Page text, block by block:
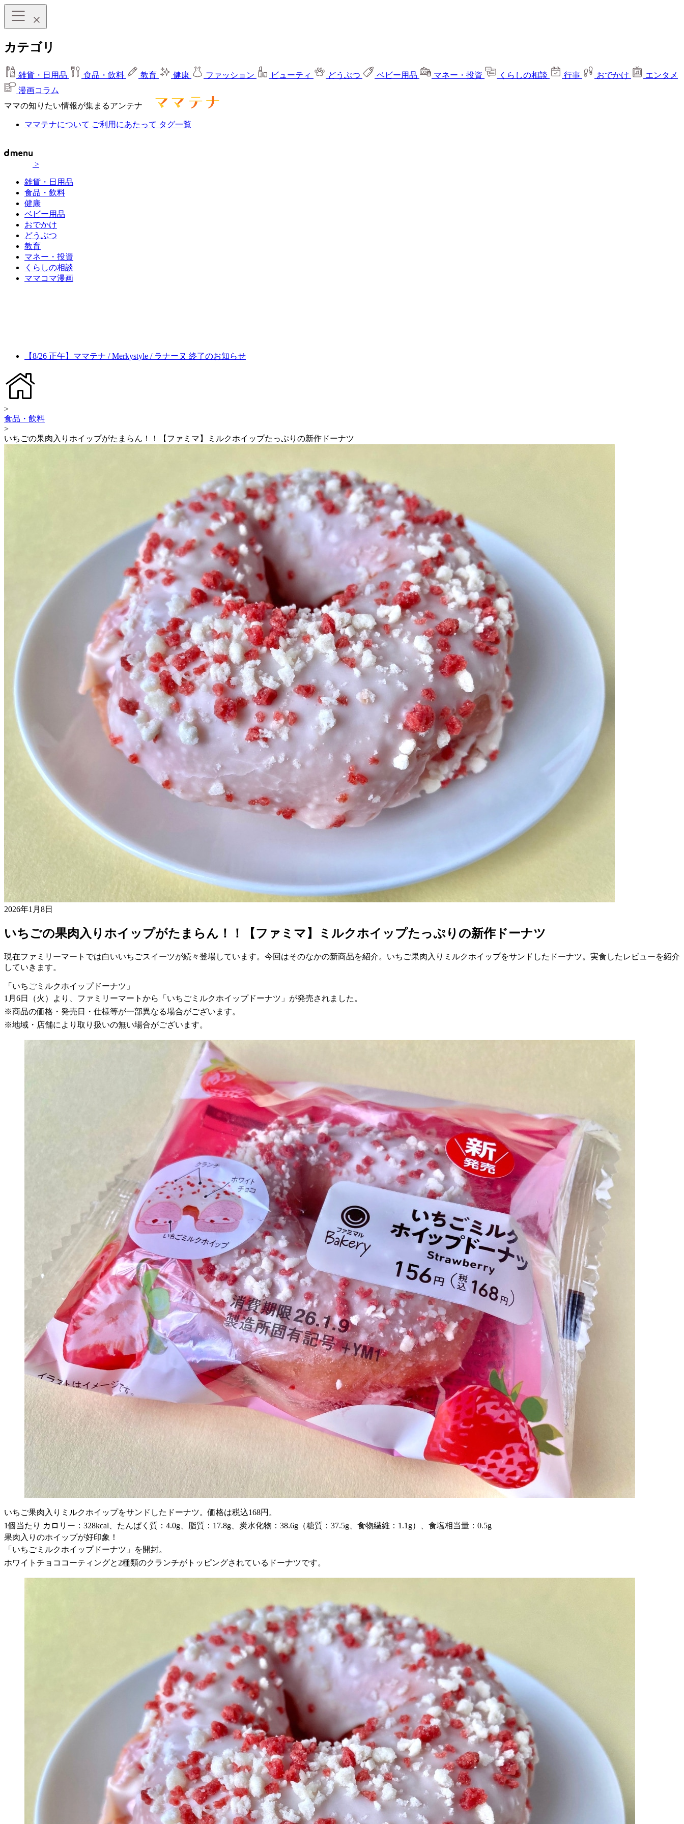
カテゴリ
雑貨・日用品 食品・飲料 教育 健康 ファッション ビューティ どうぶつ ベビー用品 マネー・投資 くらしの相談 行事 おでかけ
エンタメ
漫画コラム
ママの知りたい情報が集まるアンテナ
ママテナについて ご利用にあたって タグ一覧
>
雑貨・日用品
食品・飲料
健康
ベビー用品
おでかけ
どうぶつ
教育
マネー・投資
くらしの相談
ママコマ漫画
【8/26 正午】ママテナ / Merkystyle / ラナーヌ 終了のお知らせ
>
食品・飲料
>
いちごの果肉入りホイップがたまらん！！【ファミマ】ミルクホイップたっぷりの新作ドーナツ
2026年1月8日
いちごの果肉入りホイップがたまらん！！【ファミマ】ミルクホイップたっぷりの新作ドーナツ
現在ファミリーマートでは白いいちごスイーツが続々登場しています。今回はそのなかの新商品を紹介。いちご果肉入りミルクホイップをサンドしたドーナツ。実食したレビューを紹介
していきます。
「いちごミルクホイップドーナツ」
1月6日（火）より、ファミリーマートから「いちごミルクホイップドーナツ」が発売されました。
※商品の価格・発売日・仕様等が一部異なる場合がございます。
※地域・店舗により取り扱いの無い場合がございます。
いちご果肉入りミルクホイップをサンドしたドーナツ。価格は税込168円。
1個当たり カロリー：328kcal、たんぱく質：4.0g、脂質：17.8g、炭水化物：38.6g（糖質：37.5g、食物繊維：1.1g）、食塩相当量：0.5g
果肉入りのホイップが好印象！
「いちごミルクホイップドーナツ」を開封。
ホワイトチョココーティングと2種類のクランチがトッピングされているドーナツです。